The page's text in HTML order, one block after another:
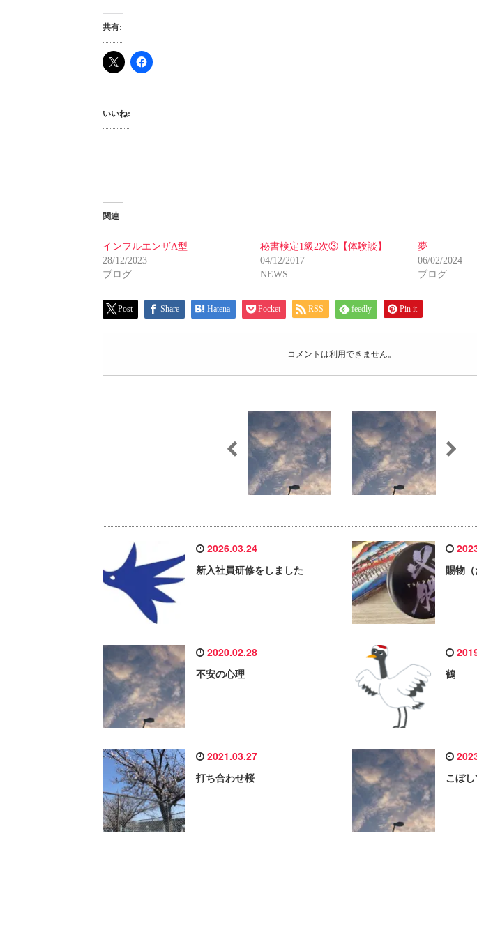
共有:
いいね:
関連
インフルエンザA型
28/12/2023
ブログ
秘書検定1級2次③【体験談】
04/12/2017
NEWS
夢
06/02/2024
ブログ
Post Share Hatena Pocket RSS feedly Pin it
コメントは利用できません。
2026.03.24
新入社員研修をしました 賜物（
2020.02.28
不安の心理 鶴
2021.03.27
打ち合わせ桜 こぼ